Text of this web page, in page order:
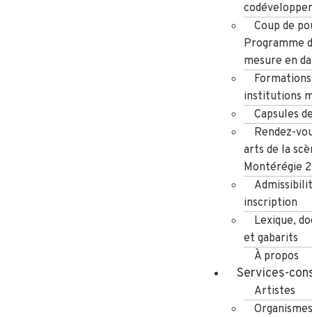
Coup de
Programme
mesure en
institutions
Capsules
Rendez-
arts de la
Montérégie
inscription
Lexique,
et gabarits
À propos
Services-
Artistes
Organismes